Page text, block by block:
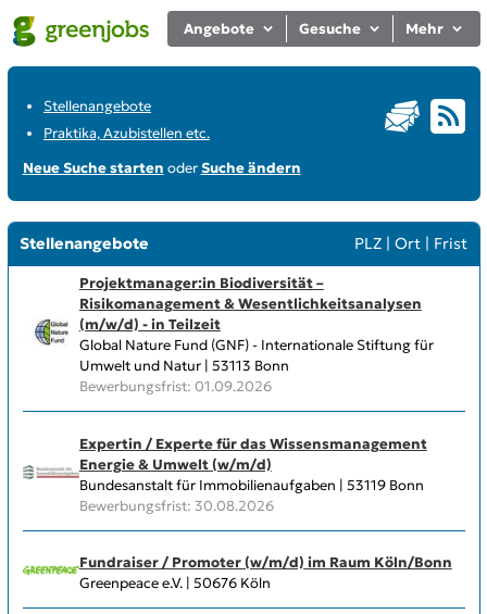
Angebote Gesuche Mehr
Stellenangebote
Praktika, Azubistellen etc.
Neue Suche starten oderSuche ändern
Stellenangebote PLZ |Ort Frist
Projektmanager:in Biodiversität –
Risikomanagement & Wesentlichkeitsanalysen
(m/w/d) - in Teilzeit
Global Nature Fund (GNF) - Internationale Stiftung für
Umwelt und Natur | 53113 Bonn
Bewerbungsfrist: 01.09.2026
Expertin / Experte für das Wissens­management
Energie & Umwelt (w/m/d)
Bundesanstalt für Immobilienaufgaben | 53119 Bonn
Bewerbungsfrist: 30.08.2026
Fundraiser / Promoter (w/m/d) im Raum Köln/Bonn
Greenpeace e.V. | 50676 Köln